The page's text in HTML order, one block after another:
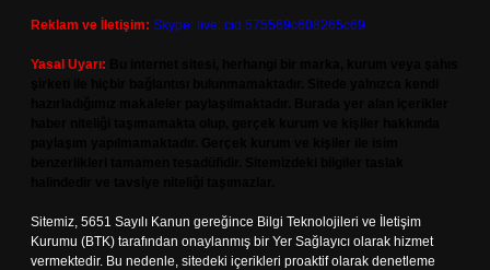
Reklam ve İletişim: Skype: live:.cid.575569c608265c69
Yasal Uyarı:
Sitemiz, 5651 Sayılı Kanun gereğince Bilgi Teknolojileri ve İletişim
Kurumu (BTK) tarafından onaylanmış bir Yer Sağlayıcı olarak hizmet
vermektedir. Bu nedenle, sitedeki içerikleri proaktif olarak denetleme